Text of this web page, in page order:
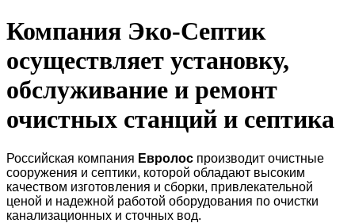
Компания Эко-Септик
осуществляет установку,
обслуживание и ремонт
очистных станций и септика
Российская компания Евролос производит очистные
сооружения и септики, которой обладают высоким
качеством изготовления и сборки, привлекательной
ценой и надежной работой оборудования по очистки
канализационных и сточных вод.